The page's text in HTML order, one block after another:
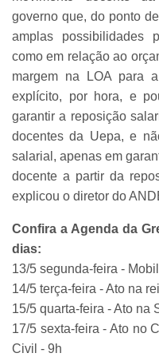
governo que, do ponto
amplas possibilidades
como em relação ao
margem na LOA para
explícito, por hora, e
garantir a reposição
docentes da Uepa, e
salarial, apenas em
docente a partir da
explicou o diretor do
Confira a Agenda da
dias:
13/5 segunda-feira -
14/5 terça-feira - Ato na
15/5 quarta-feira - Ato na
17/5 sexta-feira - Ato no
Civil - 9h